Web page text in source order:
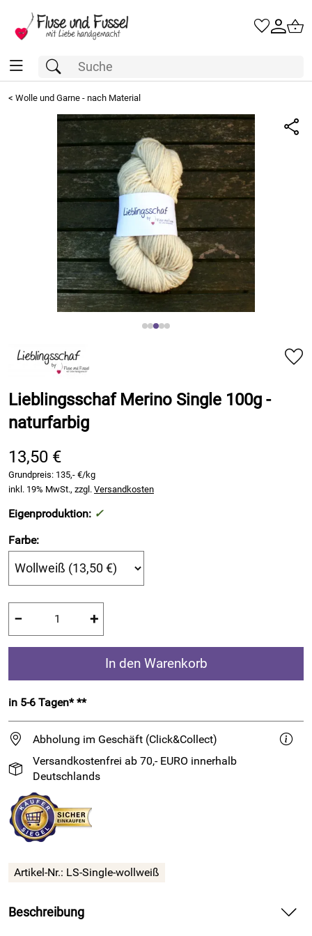
< Wolle und Garne - nach Material
Lieblingsschaf Merino Single 100g -
naturfarbig
13,50 €
Grundpreis: 135,- €/kg
inkl. 19% MwSt., zzgl. Versandkosten
Eigenproduktion: ✓
Farbe:
− +
In den Warenkorb
in 5-6 Tagen* **
Abholung im Geschäft (Click&Collect)
Versandkostenfrei ab 70,- EURO innerhalb
Deutschlands
Artikel-Nr.: LS-Single-wollweiß
Beschreibung